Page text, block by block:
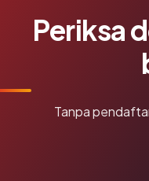
Periksa
Tanpa